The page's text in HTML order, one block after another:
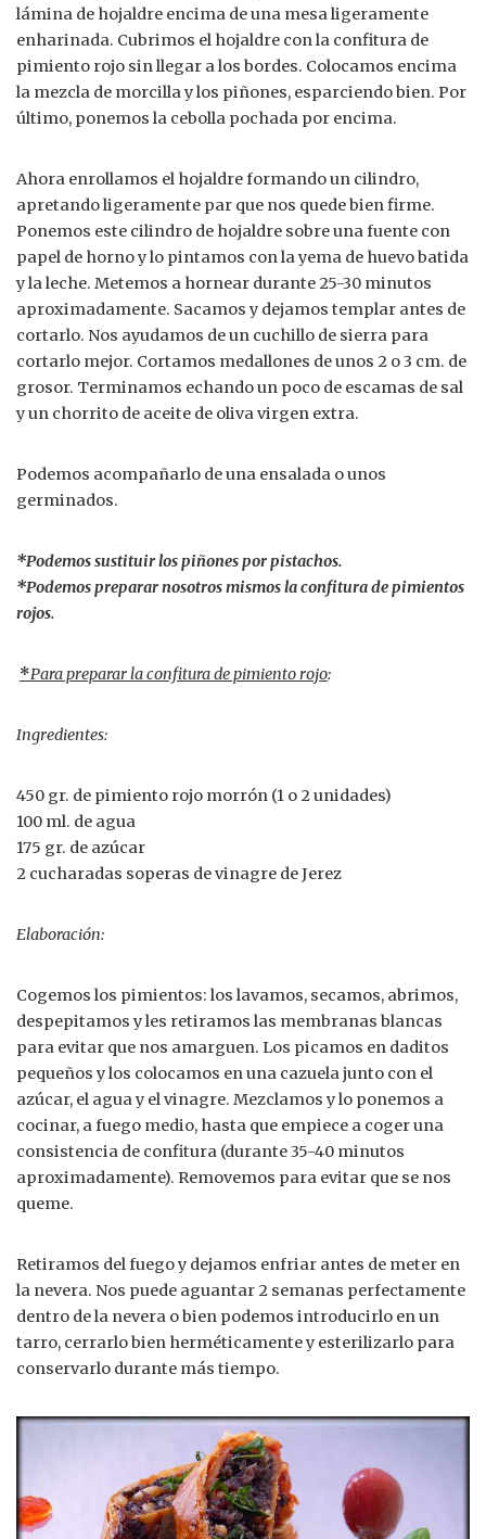
lámina de hojaldre encima de una mesa ligeramente
enharinada. Cubrimos el hojaldre con la confitura de
pimiento rojo sin llegar a los bordes. Colocamos encima
la mezcla de morcilla y los piñones, esparciendo bien. Por
último, ponemos la cebolla pochada por encima.
Ahora enrollamos el hojaldre formando un cilindro,
apretando ligeramente par que nos quede bien firme.
Ponemos este cilindro de hojaldre sobre una fuente con
papel de horno y lo pintamos con la yema de huevo batida
y la leche. Metemos a hornear durante 25-30 minutos
aproximadamente. Sacamos y dejamos templar antes de
cortarlo. Nos ayudamos de un cuchillo de sierra para
cortarlo mejor. Cortamos medallones de unos 2 o 3 cm. de
grosor. Terminamos echando un poco de escamas de sal
y un chorrito de aceite de oliva virgen extra.
Podemos acompañarlo de una ensalada o unos
germinados.
*Podemos sustituir los piñones por pistachos.
*Podemos preparar nosotros mismos la confitura de pimientos
rojos.
*Para preparar la confitura de pimiento rojo:
Ingredientes:
450 gr. de pimiento rojo morrón (1 o 2 unidades)
100 ml. de agua
175 gr. de azúcar
2 cucharadas soperas de vinagre de Jerez
Elaboración:
Cogemos los pimientos: los lavamos, secamos, abrimos,
despepitamos y les retiramos las membranas blancas
para evitar que nos amarguen. Los picamos en daditos
pequeños y los colocamos en una cazuela junto con el
azúcar, el agua y el vinagre. Mezclamos y lo ponemos a
cocinar, a fuego medio, hasta que empiece a coger una
consistencia de confitura (durante 35-40 minutos
aproximadamente). Removemos para evitar que se nos
queme.
Retiramos del fuego y dejamos enfriar antes de meter en
la nevera. Nos puede aguantar 2 semanas perfectamente
dentro de la nevera o bien podemos introducirlo en un
tarro, cerrarlo bien herméticamente y esterilizarlo para
conservarlo durante más tiempo.